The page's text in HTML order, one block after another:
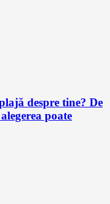
despre tine? De
poate